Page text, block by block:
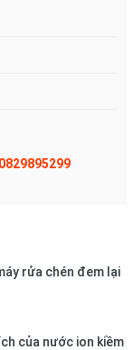
0829895299
rửa chén đem lại
của nước ion kiềm